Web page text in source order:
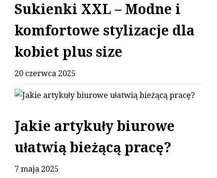
Sukienki XXL – Modne i
komfortowe stylizacje dla
kobiet plus size
20 czerwca 2025
Jakie artykuły biurowe
ułatwią bieżącą pracę?
7 maja 2025